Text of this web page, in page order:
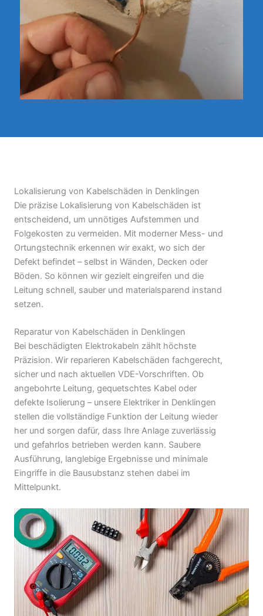
Lokalisierung von Kabelschäden in Denklingen
Die präzise Lokalisierung von Kabelschäden ist
entscheidend, um unnötiges Aufstemmen und
Folgekosten zu vermeiden. Mit moderner Mess- und
Ortungstechnik erkennen wir exakt, wo sich der
Defekt befindet – selbst in Wänden, Decken oder
Böden. So können wir gezielt eingreifen und die
Leitung schnell, sauber und materialsparend instand
setzen.
Reparatur von Kabelschäden in Denklingen
Bei beschädigten Elektrokabeln zählt höchste
Präzision. Wir reparieren Kabelschäden fachgerecht,
sicher und nach aktuellen VDE-Vorschriften. Ob
angebohrte Leitung, gequetschtes Kabel oder
defekte Isolierung – unsere Elektriker in Denklingen
stellen die vollständige Funktion der Leitung wieder
her und sorgen dafür, dass Ihre Anlage zuverlässig
und gefahrlos betrieben werden kann. Saubere
Ausführung, langlebige Ergebnisse und minimale
Eingriffe in die Bausubstanz stehen dabei im
Mittelpunkt.